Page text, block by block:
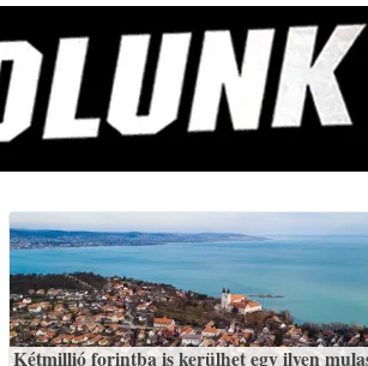
Kétmillió forintba is kerülhet egy ilyen